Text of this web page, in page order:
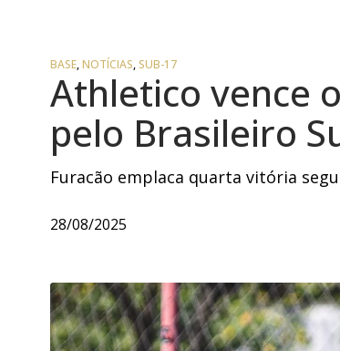
BASE,NOTÍCIAS, SUB-17
Athletico vence
pelo Brasileiro
Furacão emplaca quarta vitória
28/08/2025